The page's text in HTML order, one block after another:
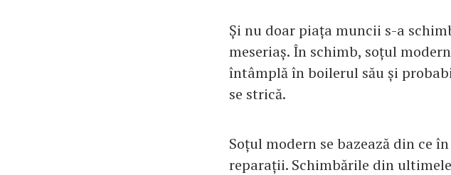
Și nu doar piața muncii s-a
meseriaș. În schimb, soțul
întâmplă în boilerul său și
se strică.
Soțul modern se bazează din ce
reparații. Schimbările din